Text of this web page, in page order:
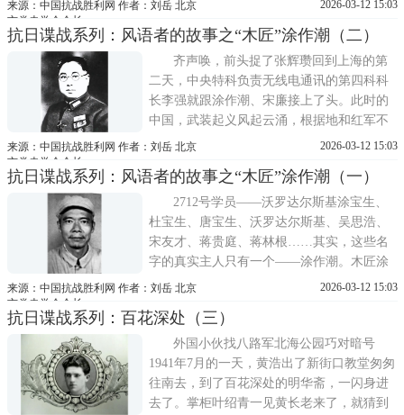
北后，周恩来两次电令调他到西安或延安工
作。留苏时的老同学、张学良的秘书、中共
驻东北军代表刘鼎来上海秘
来源：中国抗战胜利网 作者：刘岳 北京
市党史学会会长
2026-03-12 15:03
抗日谍战系列：风语者的故事之“木匠”涂作潮（二）
齐声唤，前头捉了张辉瓒回到上海的第
二天，中央特科负责无线电通讯的第四科科
长李强就跟涂作潮、宋廉接上了头。此时的
中国，武装起义风起云涌，根据地和红军不
断扩大，但中央与各根据地之间的通讯联络
险，迫切需要建立自己的电台。于是，周恩
来指示李强筹建电台。当时中共学过无线电
通信的人少之又少
来源：中国抗战胜利网 作者：刘岳 北京
市党史学会会长
2026-03-12 15:03
抗日谍战系列：风语者的故事之“木匠”涂作潮（一）
2712号学员——沃罗达尔斯基涂宝生、
杜宝生、唐宝生、沃罗达尔斯基、吴思浩、
宋友才、蒋贵庭、蒋林根……其实，这些名
字的真实主人只有一个——涂作潮。木匠涂
作潮 涂胜华提供涂作潮是长沙人，小时候家
岁的涂作潮成为湖南劳工会的第一批会员。
1924年，他从长沙来到上海，在恒丰纱厂打
零工。这一年，经
来源：中国抗战胜利网 作者：刘岳 北京
市党史学会会长
2026-03-12 15:03
抗日谍战系列：百花深处（三）
外国小伙找八路军北海公园巧对暗号
1941年7月的一天，黄浩出了新街口教堂匆匆
往南去，到了百花深处的明华斋，一闪身进
去了。掌柜叶绍青一见黄长老来了，就猜到